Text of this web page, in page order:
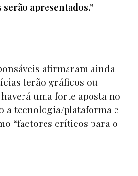
apresentados.”
afirmaram ainda
terão gráficos ou
uma forte aposta no
a tecnologia/plataforma e
“factores críticos para o